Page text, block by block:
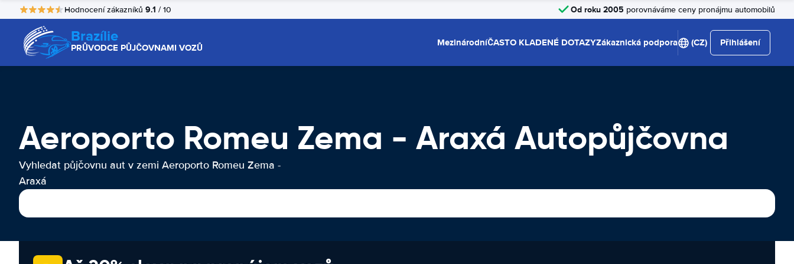
Hodnocení zákazníků 9.1 / 10 Od roku 2005 porovnáváme ceny pronájmu automobilů
Brazílie
PRŮVODCE PŮJČOVNAMI VOZŮ MezinárodníČASTO KLADENÉ DOTAZYZákaznická podpora (CZ) Přihlášení
Aeroporto Romeu Zema - Araxá Autopůjčovna
Vyhledat půjčovnu aut v zemi Aeroporto Romeu Zema -
Araxá